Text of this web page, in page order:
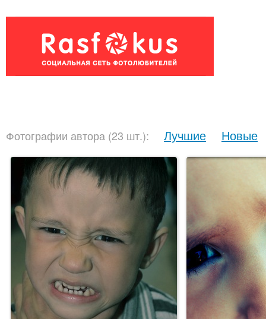
Фотографии автора (23 шт.): Лучшие Новые